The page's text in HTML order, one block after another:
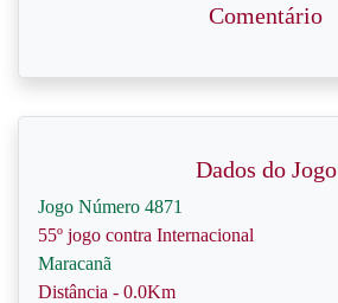
Comentário
Dados do Jogo
Jogo Número 4871
55º jogo contra Internacional
Maracanã
Distância - 0.0Km